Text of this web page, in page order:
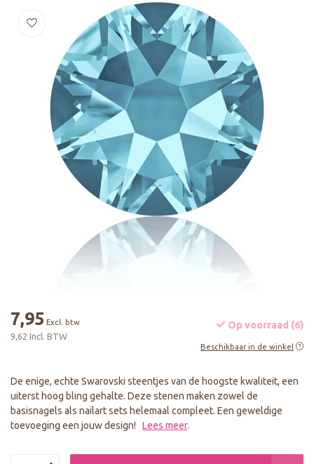
7,95 Excl. btw
9,62 Incl. BTW
Op voorraad (6)
Beschikbaar in de winkel
De enige, echte Swarovski steentjes van de hoogste kwaliteit, een
uiterst hoog bling gehalte. Deze stenen maken zowel de
basisnagels als nailart sets helemaal compleet. Een geweldige
toevoeging een jouw design! Lees meer.